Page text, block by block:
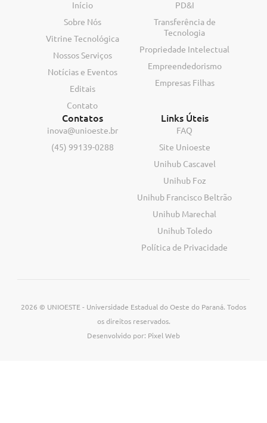
Início
Sobre Nós
Vitrine Tecnológica
Nossos Serviços
Notícias e Eventos
Editais
Contato
PD&I
Transferência de
Tecnologia
Propriedade Intelectual
Empreendedorismo
Empresas Filhas
Contatos
inova@unioeste.br
(45) 99139-0288
Links Úteis
FAQ
Site Unioeste
Unihub Cascavel
Unihub Foz
Unihub Francisco Beltrão
Unihub Marechal
Unihub Toledo
Política de Privacidade
2026 © UNIOESTE - Universidade Estadual do Oeste do Paraná. Todos
os direitos reservados.
Desenvolvido por: Pixel Web